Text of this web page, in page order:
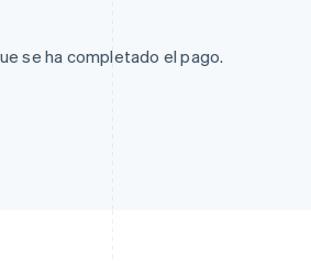
se ha completado el pago.